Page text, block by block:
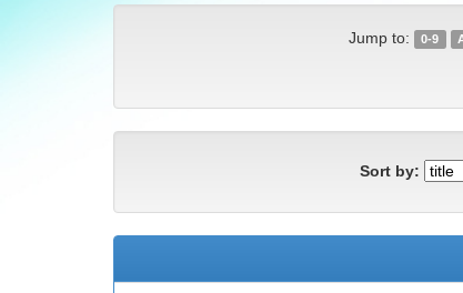
Jump to: 0-9
Sort by: